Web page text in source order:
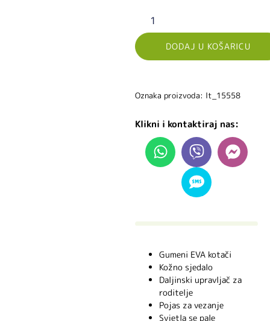
DODAJ U KOŠARICU
Oznaka proizvoda: lt_15558
Klikni i kontaktiraj nas:
Gumeni EVA kotači
Kožno sjedalo
Daljinski upravljač za
roditelje
Pojas za vezanje
Svjetla se pale